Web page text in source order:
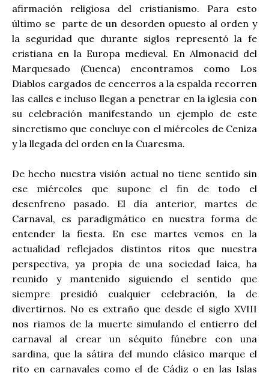
afirmación religiosa del cristianismo. Para esto
último se
parte de un desorden opuesto al orden y
la seguridad que durante siglos representó la fe
cristiana en la Europa medieval. En Almonacid del
Marquesado (Cuenca) encontramos como Los
Diablos cargados de cencerros a la espalda recorren
las calles e incluso llegan a penetrar en la iglesia con
su celebración manifestando un ejemplo de este
sincretismo que concluye con el miércoles de Ceniza
y la llegada del orden en la Cuaresma.
De hecho nuestra visión actual no tiene sentido sin
ese miércoles que supone el fin de todo el
desenfreno pasado. El día anterior, martes de
Carnaval, es paradigmático en nuestra forma de
entender la fiesta. En ese martes vemos en la
actualidad reflejados distintos ritos que nuestra
perspectiva, ya propia de una sociedad laica, ha
reunido y mantenido siguiendo el sentido que
siempre presidió cualquier celebración, la de
divertirnos. No es extraño que desde el siglo XVIII
nos riamos de la muerte simulando el entierro del
carnaval al crear un séquito fúnebre con una
sardina, que la sátira del mundo clásico marque el
rito en carnavales como el de Cádiz o en las Islas